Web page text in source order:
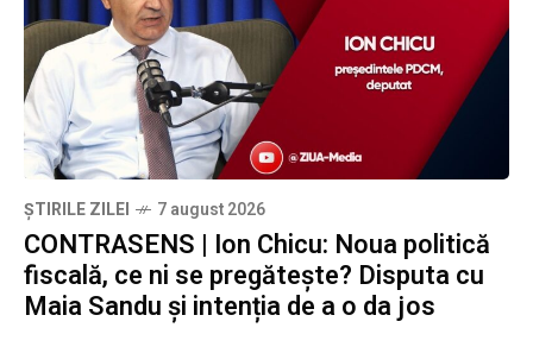
ȘTIRILE ZILEI 7 august 2026
CONTRASENS | Ion Chicu: Noua politică
fiscală, ce ni se pregătește? Disputa cu
Maia Sandu și intenția de a o da jos